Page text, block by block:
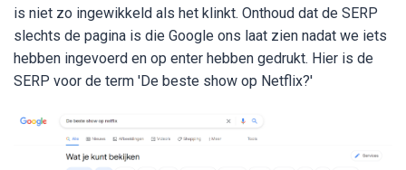
is niet zo ingewikkeld als het klinkt. Onthoud dat de SERP
slechts de pagina is die Google ons laat zien nadat we iets
hebben ingevoerd en op enter hebben gedrukt. Hier is de
SERP voor de term 'De beste show op Netflix?'